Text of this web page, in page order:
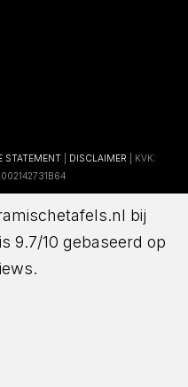
STATEMENT DISCLAIMER | KVK:
bij
is 9.7/10 gebaseerd op